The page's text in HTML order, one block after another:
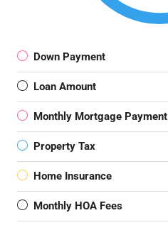
Down Payment
Loan Amount
Monthly Mortgage Payment
Property Tax
Home Insurance
Monthly HOA Fees